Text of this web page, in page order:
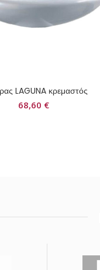
LAGUNA κρεμαστός
68,60 €